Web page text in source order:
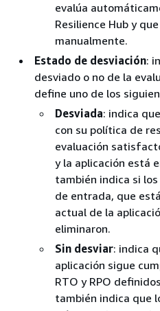
evalúa
Resilience Hub y
manualmente.
Estado de desviación:
desviado o no de la
define uno de los
Desviada: indica
con su política de
evaluación
y la aplicación está
también indica si
de entrada, que
actual de la
eliminaron.
Sin desviar: indica
aplicación sigue
RTO y RPO
también indica que